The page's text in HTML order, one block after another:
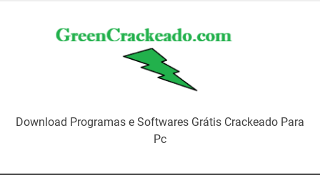
Download Programas e Softwares Grátis Crackeado Para
Pc